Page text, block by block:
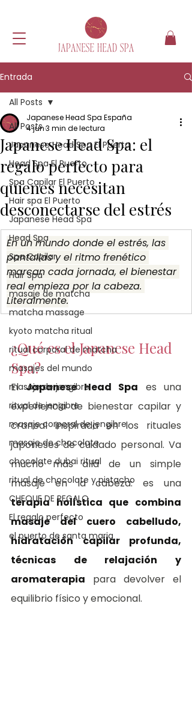
Entrada
All Posts
Japanese Head Spa El Puerto
Head Spa El Puerto
Spa Capilar El Puerto
Hair spa El Puerto
Japanese Head Spa
Head Spa
Spa Capilar
Hair Spa
masaje de matcha
matcha massage
kyoto matcha ritual
ritual corporal de matcha
masajes del mundo
masaje de jengibre
ritual de jengibre
masaje corporal de jengibre
masaje de chocolate
chocolate dubai ritual
ritual de chocolate y pistacho
CHEQUE DE REGALO
El regalo perfecto
el puerto de santa maria
All Posts
Japanese Head Spa: el
regalo perfecto para
quienes necesitan
desconectarse del estrés
Japanese Head Spa España
4 jun3 min de lectura
En un mundo donde el estrés, las
pantallas y el ritmo frenético
marcan cada jornada, el bienestar
real empieza por la cabeza.
Literalmente.
¿Qué es el Japanese Head
Spa?
El Japanese Head Spa es una
experiencia de bienestar capilar y
craneal inspirada en los rituales
japoneses de cuidado personal. Va
mucho más allá de un simple
terapia holística que combina
masaje del cuero cabelludo,
hidratación capilar profunda,
técnicas de relajación y
aromaterapia para devolver el
equilibrio físico y emocional.